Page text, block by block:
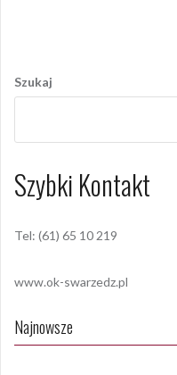
wpisu
Szukaj
Szybki Kontakt
Tel: (61) 65 10 219
www.ok-swarzedz.pl
Najnowsze